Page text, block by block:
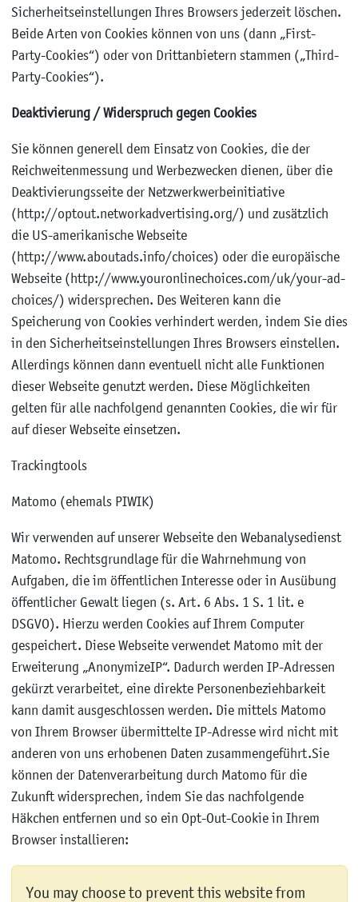
Sicherheitseinstellungen Ihres Browsers jederzeit löschen.
Beide Arten von Cookies können von uns (dann „First-
Party-Cookies“) oder von Drittanbietern stammen („Third-
Party-Cookies“).
Deaktivierung / Widerspruch gegen Cookies
Sie können generell dem Einsatz von Cookies, die der
Reichweitenmessung und Werbezwecken dienen, über die
Deaktivierungsseite der Netzwerkwerbeinitiative
(http://optout.networkadvertising.org/) und zusätzlich
die US-amerikanische Webseite
(http://www.aboutads.info/choices) oder die europäische
Webseite (http://www.youronlinechoices.com/uk/your-ad-
choices/) widersprechen. Des Weiteren kann die
Speicherung von Cookies verhindert werden, indem Sie dies
in den Sicherheitseinstellungen Ihres Browsers einstellen.
Allerdings können dann eventuell nicht alle Funktionen
dieser Webseite genutzt werden. Diese Möglichkeiten
gelten für alle nachfolgend genannten Cookies, die wir für
auf dieser Webseite einsetzen.
Trackingtools
Matomo (ehemals PIWIK)
Wir verwenden auf unserer Webseite den Webanalysedienst
Matomo. Rechtsgrundlage für die Wahrnehmung von
Aufgaben, die im öffentlichen Interesse oder in Ausübung
öffentlicher Gewalt liegen (s. Art. 6 Abs. 1 S. 1 lit. e
DSGVO). Hierzu werden Cookies auf Ihrem Computer
gespeichert. Diese Webseite verwendet Matomo mit der
Erweiterung „AnonymizeIP“. Dadurch werden IP-Adressen
gekürzt verarbeitet, eine direkte Personenbeziehbarkeit
kann damit ausgeschlossen werden. Die mittels Matomo
von Ihrem Browser übermittelte IP-Adresse wird nicht mit
anderen von uns erhobenen Daten zusammengeführt.Sie
können der Datenverarbeitung durch Matomo für die
Zukunft widersprechen, indem Sie das nachfolgende
Häkchen entfernen und so ein Opt-Out-Cookie in Ihrem
Browser installieren:
You may choose to prevent this website from